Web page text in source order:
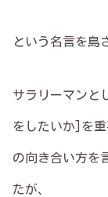
という名言を島
サラリーマンと
をしたいか]を
の向き合い方を
たが、